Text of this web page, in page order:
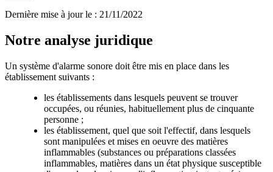
Dernière mise à jour le : 21/11/2022
Notre analyse juridique
Un système d'alarme sonore doit être mis en place dans les
établissement suivants :
les établissements dans lesquels peuvent se trouver
occupées, ou réunies, habituellement plus de cinquante
personne ;
les établissement, quel que soit l'effectif, dans lesquels
sont manipulées et mises en oeuvre des matières
inflammables (substances ou préparations classées
inflammables, matières dans un état physique susceptible